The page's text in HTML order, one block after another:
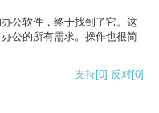
公软件，终于找到了它。这
公的所有需求。操作也很简
支持[0] 反对[0]